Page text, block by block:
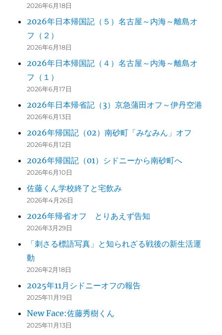
2026年6月18日
2026年日本帰国記（５）名古屋～内海～離島オ
フ（２）
2026年6月18日
2026年日本帰国記（４）名古屋～内海～離島オ
フ（１）
2026年6月17日
2026年日本帰省記（3）京急蒲田オフ～伊丹空港
2026年6月13日
2026年帰国記（02）南砂町「みなみん」オフ
2026年6月12日
2026年帰国記（01）シドニーから南砂町へ
2026年6月10日
佐藤くん学校終了と宅飲み
2026年4月26日
2026年帰省オフ とりあえず告知
2026年3月29日
「刺さる標語写真」と知られざる戦後の新生活運
動
2026年2月18日
2025年11月シドニーオフの報告
2025年11月19日
New Face:佐藤秀樹くん
2025年11月13日